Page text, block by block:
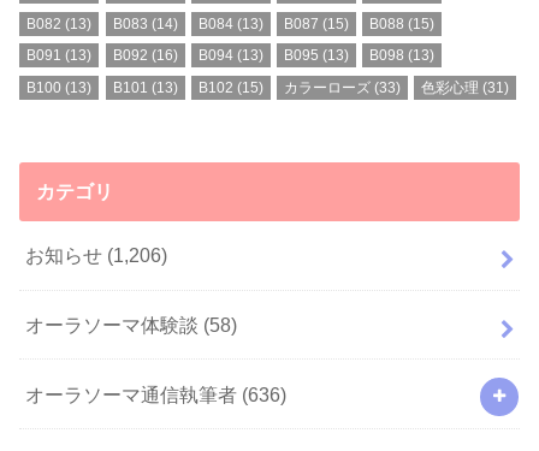
B082 (13) B083 (14) B084(13) B087 (15) B088 (15)
B091 (13) B092 (16) B094(13) B095 (13) B098 (13)
B100 (13) B101 (13) B102 (15) カラーローズ (33) 色彩心理 (31)
カテゴリ
お知らせ (1,206)
オーラソーマ体験談 (58)
オーラソーマ通信執筆者 (636)